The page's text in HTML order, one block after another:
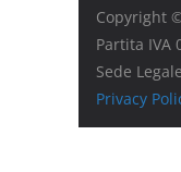
Copyright
Partita IVA
Sede
Privacy